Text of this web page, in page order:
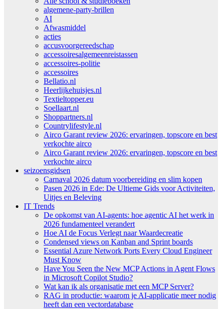
algemene-party-brillen
AI
Afwasmiddel
acties
accusvoorgereedschap
accessoiresalgemeenreistassen
accessoires-politie
accessoires
Bellatio.nl
Heerlijkehuisjes.nl
Textieltopper.eu
Soellaart.nl
Shoppartners.nl
Countrylifestyle.nl
Airco Garant review 2026: ervaringen, topscore en best
verkochte airco
Airco Garant review 2026: ervaringen, topscore en best
verkochte airco
seizoensgidsen
Carnaval 2026 datum voorbereiding en slim kopen
Pasen 2026 in Ede: De Ultieme Gids voor Activiteiten,
Uitjes en Beleving
IT Trends
De opkomst van AI-agents: hoe agentic AI het werk in
2026 fundamenteel verandert
Hoe AI de Focus Verlegt naar Waardecreatie
Condensed views on Kanban and Sprint boards
Essential Azure Network Ports Every Cloud Engineer
Must Know
Have You Seen the New MCP Actions in Agent Flows
in Microsoft Copilot Studio?
Wat kan ik als organisatie met een MCP Server?
RAG in productie: waarom je AI-applicatie meer nodig
heeft dan een vectordatabase